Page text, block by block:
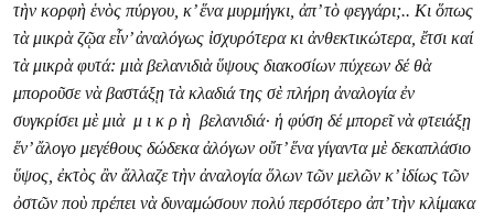
τὴν κορφὴ ἑνὸς πύργου, κ’ ἕνα μυρμήγκι, ἀπ’ τὸ φεγγάρι;.. Κι ὅπως
τὰ μικρὰ ζῷα εἶν’ ἀναλόγως ἰσχυρότερα κι ἀνθεκτικώτερα, ἔτσι καί
τὰ μικρὰ φυτά: μιὰ βελανιδιὰ ὕψους διακοσίων πύχεων δέ θὰ
μποροῦσε νὰ βαστάξῃ τὰ κλαδιά της σὲ πλήρη ἀναλογία ἐν
συγκρίσει μὲ μιὰ μ ι κ ρ ὴ βελανιδιά· ἡ φύση δέ μπορεῖ νὰ φτειάξῃ
ἕν’ ἄλογο μεγέθους δώδεκα ἀλόγων οὔτ’ ἕνα γίγαντα μὲ δεκαπλάσιο
ὕψος, ἐκτὸς ἂν ἄλλαζε τὴν ἀναλογία ὅλων τῶν μελῶν κ’ ἰδίως τῶν
ὀστῶν ποὺ πρέπει νὰ δυναμώσουν πολύ περσότερο ἀπ’ τὴν κλίμακα